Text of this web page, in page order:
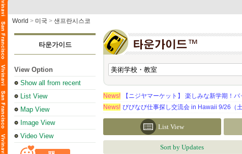
World > 미국 > 샌프란시스코
타운가이드
View Option
Show all from recent
List View
Map View
Image View
Video View
News!
【ニジヤマーケット】 楽しみな新学期！
News! びびなび仕事探し交流会 in Hawaii 9/26（
List View
Sort by Updates